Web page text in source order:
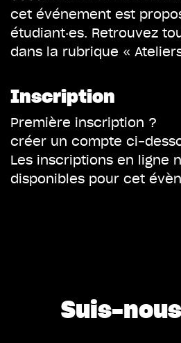
cet événement est
étudiant·es. Retrouvez
dans la rubrique «
Inscription
Première inscription ?
créer un compte ci-
Les inscriptions en ligne
disponibles pour cet
Suis-nous